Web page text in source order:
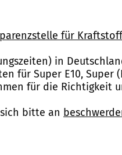
für
in
für Super E10,
für die
bitte an